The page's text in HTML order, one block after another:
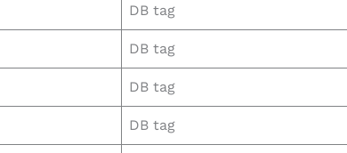
DB tag
DB tag
DB tag
DB tag